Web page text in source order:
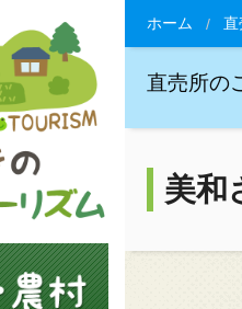
ホーム 直
直売所の
美和